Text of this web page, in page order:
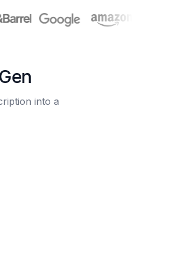
into a